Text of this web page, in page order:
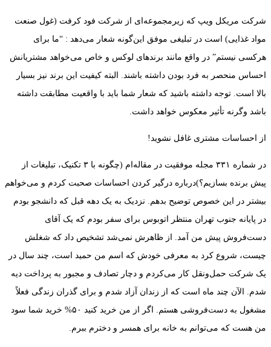
شرکت مریکل ویپ که زیرمجموعه‌ای از شرکت فود کرفت (غول صنعت
مواد غذایی) است در تبلیغی موفق این‌گونه شعار می‌دهد : “ما برای
هرکسی نیستم” در واقع مانند برندهای لوکس و خاص می‌خواهد مشتریانش
احساس منحصر به فرد بودن داشته باشند. البته کیفیت این برند نیز بسیار
بالا است. توجه داشته باشید که شعار شما باید با واقعیت مطابقت داشته
باشد وگرنه تأثیر معکوس خواهد داشت.
از احساسات مشتری غافل نشوید!
در شماره ۳۳۱ مجله موفقیت در مقاله‌ام (چگونه با ۳ تکنیک، تبلیغات از
پیش برنده بسازیم؟)درباره درگیر کردن احساسات صحبت کردم و می‌خواهم
بیشتر در این خصوص توضیح بدهم. نزدیک به یک دهه قبل که دانشجو بودم
در پایانه جنوب تهران منتظر اتوبوس برای سفر بودم که یک آقای
دست‌فروش پیش من آمد. از ظاهرش نمی‌شد تشخیص داد که شغلش
چیست، شروع کرد به معرفی خودش که اسم من حمید است، چند سال در
یک شرکت حمل‌ونقل کار می‌کردم و دچار تصادف و مجبور به پرداخت دیه
شدم. الآن چند ماه است که از زندان آزاد شدم و برای گذران زندگی فعلاً
مشغول به دست‌فروشی هستم. اگر از من خرید کنید ۵۰% خرید شما سود
من هست که می‌توانم به خانه برای همسر و دخترم ببرم.